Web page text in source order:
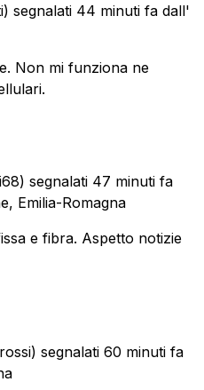
segnalati 44 minuti fa dall'
Non mi funziona ne
segnalati 47 minuti fa
Emilia-Romagna
e fibra. Aspetto notizie
segnalati 60 minuti fa